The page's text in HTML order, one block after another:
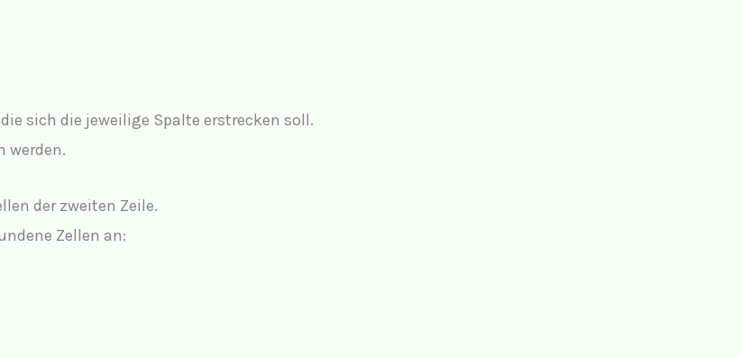
sich die jeweilige Spalte erstrecken soll.
werden.
der zweiten Zeile.
Zellen an: